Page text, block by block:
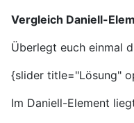
Vergleich Daniell-
Überlegt euch einmal
{slider title="Lösung"
Im Daniell-Element